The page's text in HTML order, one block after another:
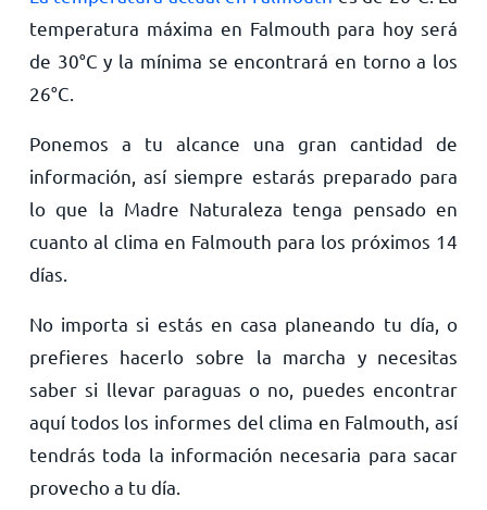
temperatura máxima en Falmouth para hoy será
de 30°C y la mínima se encontrará en torno a los
26°C
Ponemos a tu alcance una gran cantidad de
información, así siempre estarás preparado para
lo que la Madre Naturaleza tenga pensado en
cuanto al clima en Falmouth para los próximos 14
días.
No importa si estás en casa planeando tu día, o
prefieres hacerlo sobre la marcha y necesitas
saber si llevar paraguas o no, puedes encontrar
aquí todos los informes del clima en Falmouth, así
tendrás toda la información necesaria para sacar
provecho a tu día.